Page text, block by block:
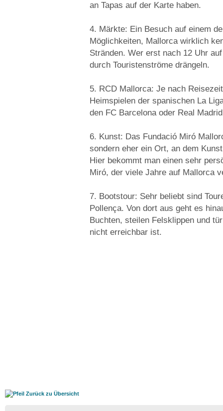
an Tapas auf der Karte haben.
4. Märkte: Ein Besuch auf einem
Möglichkeiten, Mallorca wirklich
Stränden. Wer erst nach 12 Uhr
durch Touristenströme drängeln.
5. RCD Mallorca: Je nach
Heimspielen der spanischen La
den FC Barcelona oder Real
6. Kunst: Das Fundació Miró
sondern eher ein Ort, an dem
Hier bekommt man einen sehr
Miró, der viele Jahre auf Mallorca
7. Bootstour: Sehr beliebt sind
Pollença. Von dort aus geht es
Buchten, steilen Felsklippen und
nicht erreichbar ist.
Zurück zu Übersicht